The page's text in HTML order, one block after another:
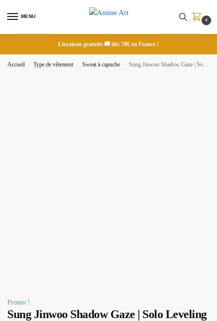
MENU
0
Livraison gratuite 🚚 dès 70€ en France !
Accueil / Type de vêtement / Sweat à capuche / Sung Jinwoo Shadow Gaze | Solo Leveling | Sweat à capuche brodé
Promo !
Sung Jinwoo Shadow Gaze | Solo Leveling